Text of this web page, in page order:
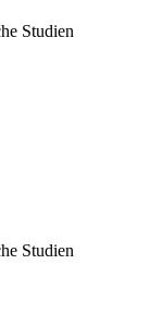
Studien
Studien